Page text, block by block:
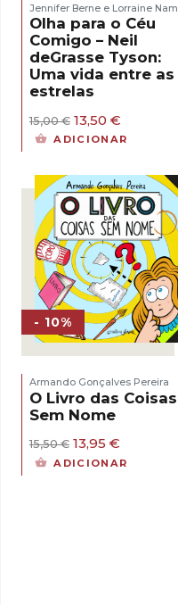
Jennifer Berne e Lorraine Nam
Olha para o Céu
Comigo – Neil
deGrasse Tyson:
Uma vida entre as
estrelas
15,00€ O
preço
15,00 €.
13,50 €
preço
13,50 €.
ADICIONAR
- 10%
Armando Gonçalves Pereira
O Livro das Coisas
Sem Nome
15,50€ O
preço
13,95 €
preço
ADICIONAR